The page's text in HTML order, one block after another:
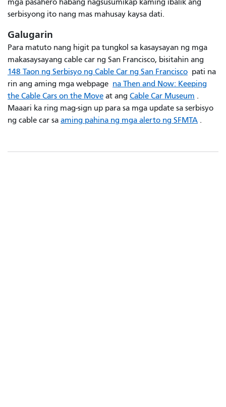
mga pasahero habang nagsusumikap kaming ibalik ang
serbisyong ito nang mas mahusay kaysa dati.
Galugarin
Para matuto nang higit pa tungkol sa kasaysayan ng mga
makasaysayang cable car ng San Francisco, bisitahin ang
148 Taon ng Serbisyo ng Cable Car ng San Francisco pati na
rin ang aming mga webpage na Then and Now: Keeping
the Cable Cars on the Move at ang Cable Car Museum .
Maaari ka ring mag-sign up para sa mga update sa serbisyo
ng cable car sa aming pahina ng mga alerto ng SFMTA .